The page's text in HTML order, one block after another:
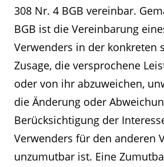
308 Nr. 4 BGB vereinbar.
BGB ist die Vereinbarung
Verwenders in der konkreten
Zusage, die versprochene
oder von ihr abzuweichen,
die Änderung oder
Berücksichtigung der
Verwenders für den anderen
unzumutbar ist. Eine